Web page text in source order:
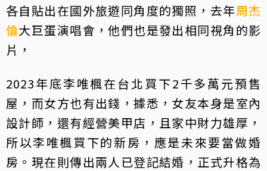
各自貼出在國外旅遊同角度的獨照，去年周杰
倫大巨蛋演唱會，他們也是發出相同視角的影
片，
2023年底李唯楓在台北買下2千多萬元預售
屋，而女方也有出錢，據悉，女友本身是室內
設計師，還有經營美甲店，且家中財力雄厚，
所以李唯楓買下的新房，應是未來要當做婚
房。現在則傳出兩人已登記結婚，正式升格為